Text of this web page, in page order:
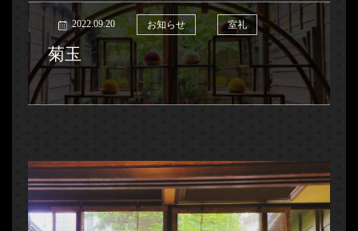
2022.09.20 お知らせ 室礼
菊玉